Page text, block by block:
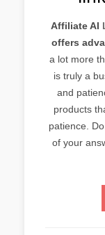
Affiliate AI
offers
a lot more
is truly a
and
products
patience.
of your